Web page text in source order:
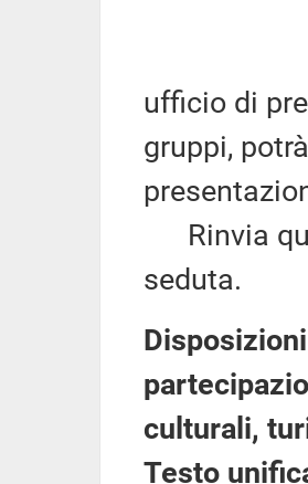
ufficio di
gruppi,
Rinvia
seduta.
culturali,
Testo